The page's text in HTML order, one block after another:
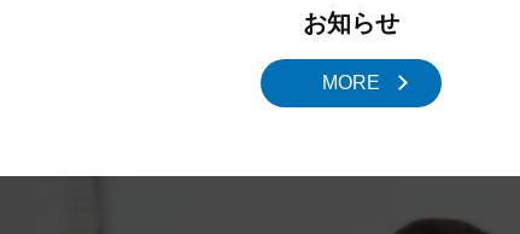
お知らせ
MORE